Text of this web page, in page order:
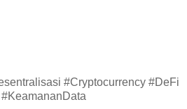
#Cryptocurrency #DeFi